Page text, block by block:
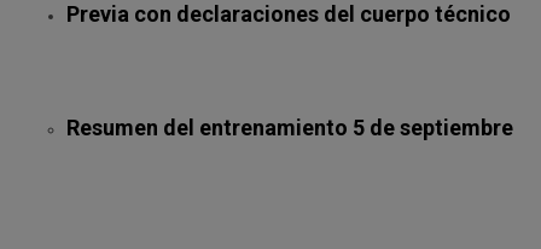
Previa con declaraciones del cuerpo técnico
Resumen del entrenamiento 5 de septiembre